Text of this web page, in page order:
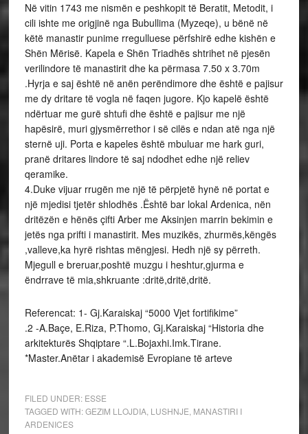
Në vitin 1743 me nismën e peshkopit të Beratit, Metodit, i
cili ishte me origjinë nga Bubullima (Myzeqe), u bënë në
këtë manastir punime rregulluese përfshirë edhe kishën e
Shën Mërisë. Kapela e Shën Triadhës shtrihet në pjesën
verilindore të manastirit dhe ka përmasa 7.50 x 3.70m
.Hyrja e saj është në anën perëndimore dhe është e pajisur
me dy dritare të vogla në faqen jugore. Kjo kapelë është
ndërtuar me gurë shtufi dhe është e pajisur me një
hapësirë, muri gjysmërrethor i së cilës e ndan atë nga një
sternë uji. Porta e kapeles është mbuluar me hark guri,
pranë dritares lindore të saj ndodhet edhe një reliev
qeramike.
4.Duke vijuar rrugën me një të përpjetë hynë në portat e
një mjedisi tjetër shlodhës .Është bar lokal Ardenica, nën
dritëzën e hënës çifti Arber me Aksinjen marrin bekimin e
jetës nga prifti i manastirit. Mes muzikës, zhurmës,këngës
,valleve,ka hyrë rishtas mëngjesi. Hedh një sy përreth.
Mjegull e breruar,poshtë muzgu i heshtur,gjurma e
ëndrrave të mia,shkruante :dritë,dritë,dritë.
Referencat: 1- Gj.Karaiskaj “5000 Vjet fortifikime”
.2 -A.Baçe, E.Riza, P.Thomo, Gj.Karaiskaj “Historia dhe
arkitekturës Shqiptare “.L.Bojaxhi.Imk.Tirane.
*Master.Anëtar i akademisë Evropiane të arteve
FILED UNDER: ESSE
TAGGED WITH:GEZIM LLOJDIA, LUSHNJE MANASTIRI I
ARDENICES